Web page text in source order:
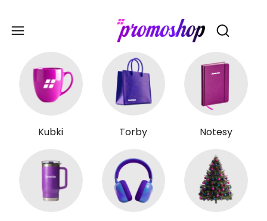
Otwórz
Kubki Torby Notesy